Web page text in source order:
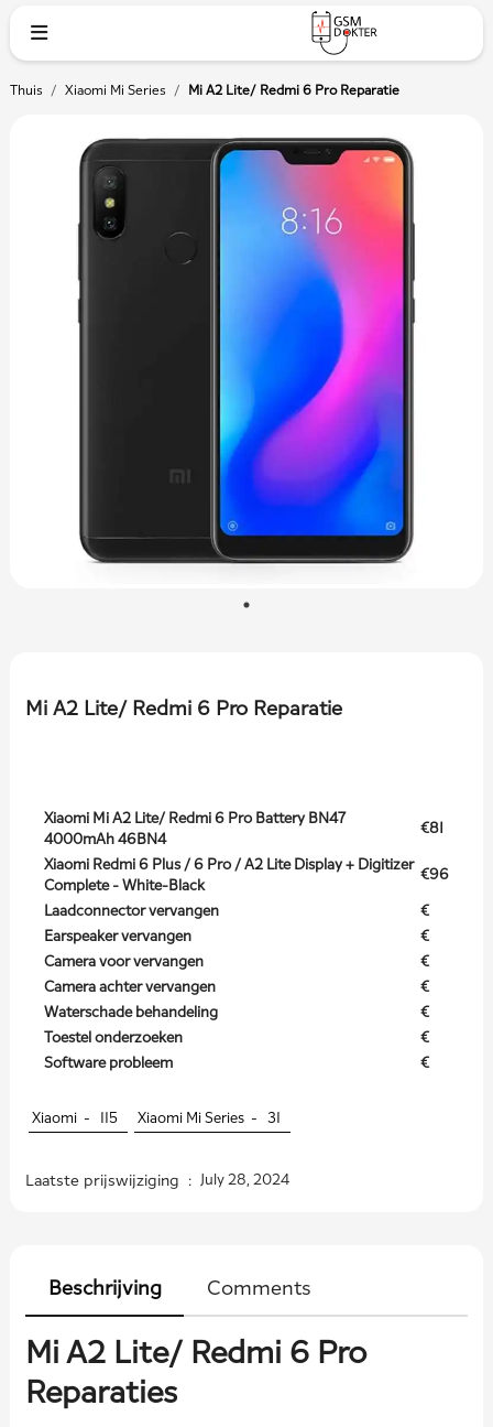
Thuis / Xiaomi Mi Series / Mi A2 Lite/ Redmi 6 Pro Reparatie
Mi A2 Lite/ Redmi 6 Pro Reparatie
Xiaomi Mi A2 Lite/ Redmi 6 Pro Battery BN47
4000mAh 46BN4
€81
Xiaomi Redmi 6 Plus / 6 Pro / A2 Lite Display + Digitizer
Complete - White-Black
€96
Laadconnector vervangen
€
Earspeaker vervangen
€
Camera voor vervangen
€
Camera achter vervangen
€
Waterschade behandeling
€
Toestel onderzoeken
€
Software probleem
€
Xiaomi - 115 Xiaomi Mi Series - 31
Laatste prijswijziging : July 28, 2024
Beschrijving Comments
Mi A2 Lite/ Redmi 6 Pro
Reparaties